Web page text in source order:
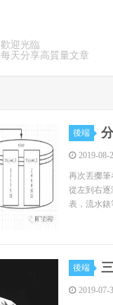
歡迎光臨
每天分享高質量文章
後端
2019-08-
再次丟擲
從左到右
表，流水錶
後端
2019-07-